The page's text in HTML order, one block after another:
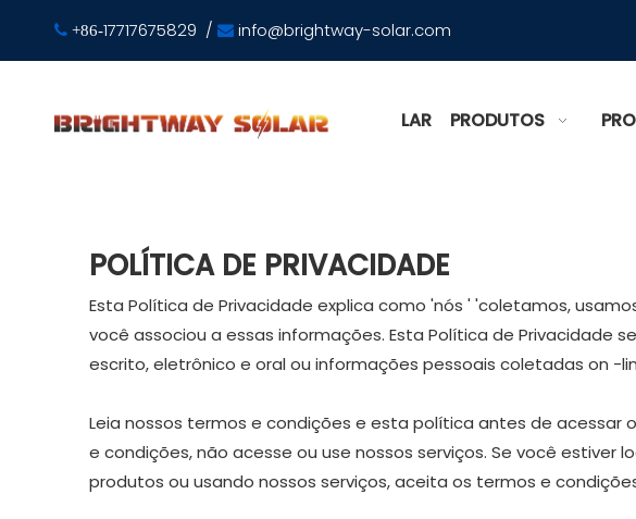
 +86-17717675829 /  info@brightway-solar.com
LAR PRODUTOS
POLÍTICA DE PRIVACIDADE
Esta Política de Privacidade explica como 'nós ' 'coletamos,
você associou a essas informações. Esta Política de
escrito, eletrônico e oral ou informações pessoais coletadas on -
Leia nossos termos e condições e esta política antes de acessar
e condições, não acesse ou use nossos serviços. Se você
produtos ou usando nossos serviços, aceita os termos e